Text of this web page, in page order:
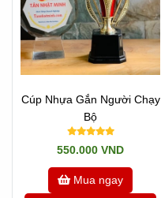
Cúp Nhựa Gắn Người Chạy
Bộ
550.000 VND
Mua ngay